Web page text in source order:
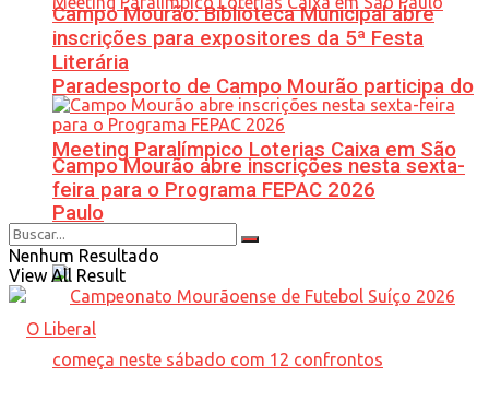
Paradesporto de Campo Mourão participa do
Meeting Paralímpico Loterias Caixa em São
Paulo
Campo Mourão: Biblioteca Municipal abre
inscrições para expositores da 5ª Festa
Literária
Campo Mourão abre inscrições nesta sexta-
feira para o Programa FEPAC 2026
Nenhum Resultado
View All Result